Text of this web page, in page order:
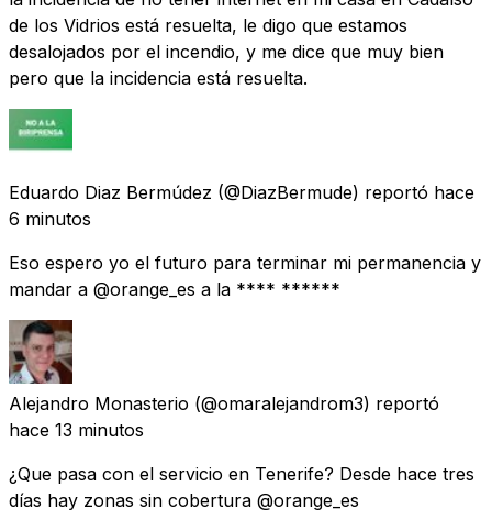
de los Vidrios está resuelta, le digo que estamos
desalojados por el incendio, y me dice que muy bien
pero que la incidencia está resuelta.
Eduardo Diaz Bermúdez (@DiazBermude) reportó hace
6 minutos
Eso espero yo el futuro para terminar mi permanencia y
mandar a @orange_es a la **** ******
Alejandro Monasterio (@omaralejandrom3) reportó
hace 13 minutos
¿Que pasa con el servicio en Tenerife? Desde hace tres
días hay zonas sin cobertura @orange_es